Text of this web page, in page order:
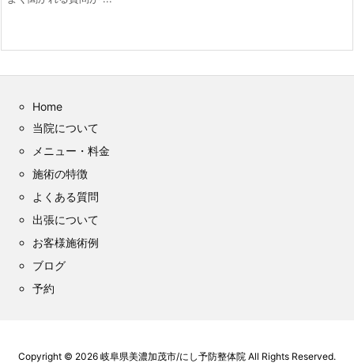
Home
当院について
メニュー・料金
施術の特徴
よくある質問
出張について
お客様施術例
ブログ
予約
Copyright © 2026 岐阜県美濃加茂市/にし予防整体院 All Rights Reserved.